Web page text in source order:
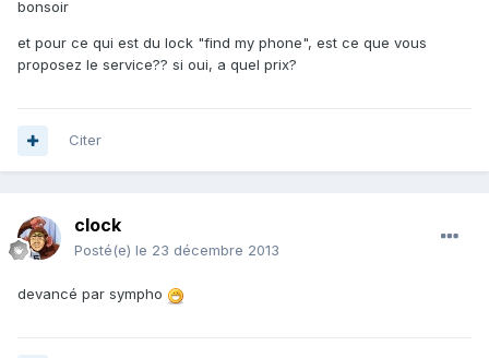
bonsoir
et pour ce qui est du lock "find my phone", est ce que vous
proposez le service?? si oui, a quel prix?
Citer
clock
Posté(e) le 23 décembre 2013
devancé par sympho